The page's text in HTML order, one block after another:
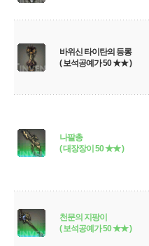
바위신 타이탄의 등롱
( 보석공예가 50 ★★ )
나팔총
( 대장장이 50 ★★ )
천문의 지팡이
( 보석공예가 50 ★★ )